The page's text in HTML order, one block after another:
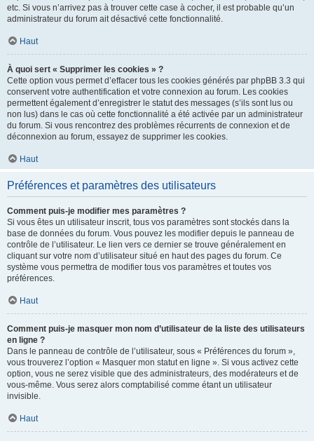
etc. Si vous n’arrivez pas à trouver cette case à cocher, il est probable qu’un
administrateur du forum ait désactivé cette fonctionnalité.
Haut
À quoi sert « Supprimer les cookies » ?
Cette option vous permet d’effacer tous les cookies générés par phpBB 3.3 qui
conservent votre authentification et votre connexion au forum. Les cookies
permettent également d’enregistrer le statut des messages (s’ils sont lus ou
non lus) dans le cas où cette fonctionnalité a été activée par un administrateur
du forum. Si vous rencontrez des problèmes récurrents de connexion et de
déconnexion au forum, essayez de supprimer les cookies.
Haut
Préférences et paramètres des utilisateurs
Comment puis-je modifier mes paramètres ?
Si vous êtes un utilisateur inscrit, tous vos paramètres sont stockés dans la
base de données du forum. Vous pouvez les modifier depuis le panneau de
contrôle de l’utilisateur. Le lien vers ce dernier se trouve généralement en
cliquant sur votre nom d’utilisateur situé en haut des pages du forum. Ce
système vous permettra de modifier tous vos paramètres et toutes vos
préférences.
Haut
Comment puis-je masquer mon nom d’utilisateur de la liste des utilisateurs
en ligne ?
Dans le panneau de contrôle de l’utilisateur, sous « Préférences du forum »,
vous trouverez l’option « Masquer mon statut en ligne ». Si vous activez cette
option, vous ne serez visible que des administrateurs, des modérateurs et de
vous-même. Vous serez alors comptabilisé comme étant un utilisateur
invisible.
Haut